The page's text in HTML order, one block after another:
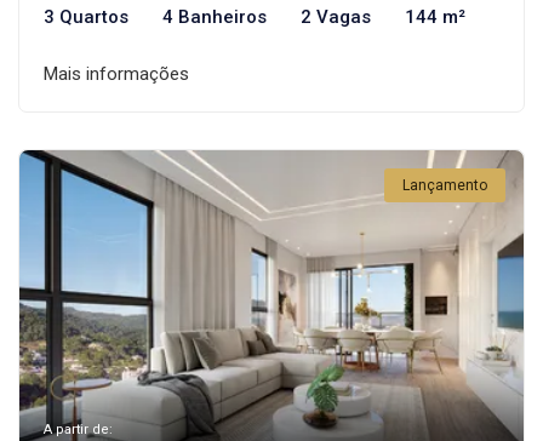
3 Quartos 4 Banheiros 2 Vagas 144 m²
Mais informações
Lançamento
A partir de: